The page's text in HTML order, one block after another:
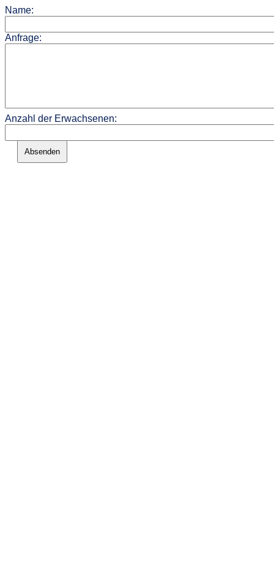
Name:
Anfrage:
Anzahl der Erwachsenen:
Absenden